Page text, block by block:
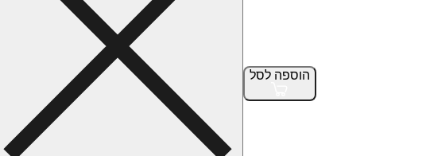
הוספה לסל